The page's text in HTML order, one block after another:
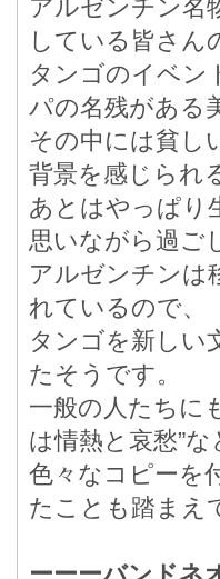
アルゼンチン名
している皆さん
タンゴのイベン
パの名残がある
その中には貧し
背景を感じられ
あとはやっぱり
思いながら過ご
アルゼンチンは
れているので、
タンゴを新しい
たそうです。
一般の人たちに
は情熱と哀愁”な
色々なコピーを
たことも踏まえ